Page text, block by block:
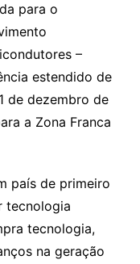
para o
–
estendido de
de dezembro de
a Zona Franca
país de primeiro
tecnologia
tecnologia,
na geração